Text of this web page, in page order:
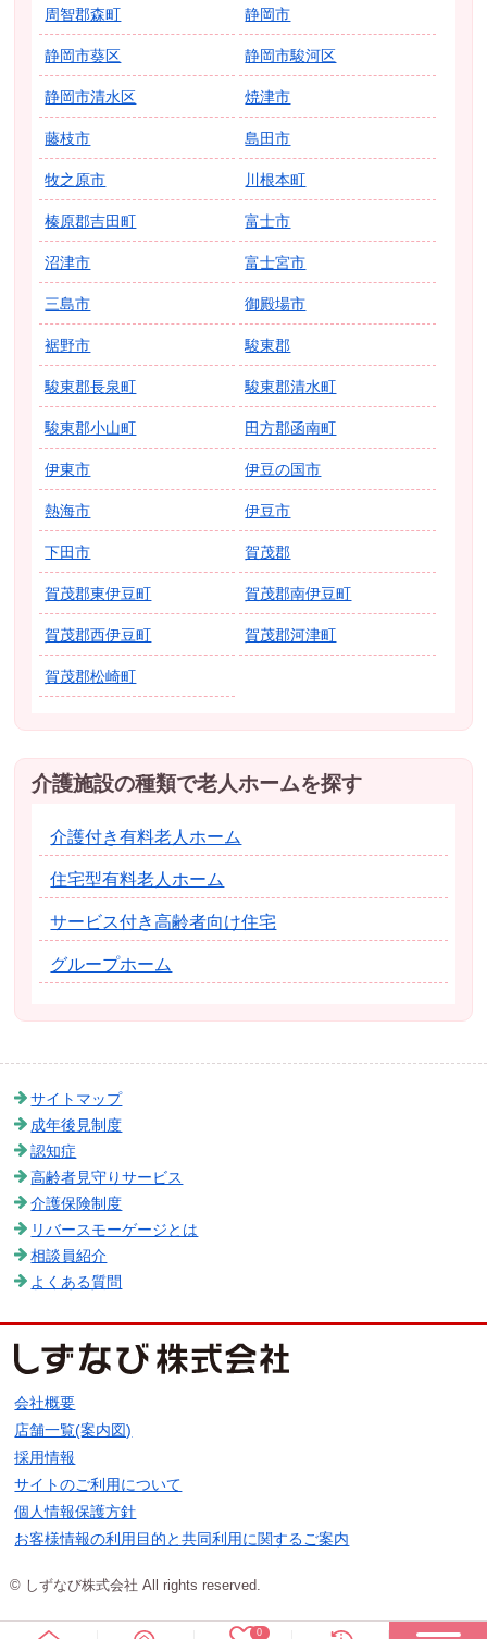
0
周智郡森町 静岡市
静岡市葵区 静岡市駿河区
静岡市清水区 焼津市
藤枝市 島田市
牧之原市 川根本町
榛原郡吉田町 富士市
沼津市 富士宮市
三島市 御殿場市
裾野市 駿東郡
駿東郡長泉町 駿東郡清水町
駿東郡小山町 田方郡函南町
伊東市 伊豆の国市
熱海市 伊豆市
下田市 賀茂郡
賀茂郡東伊豆町 賀茂郡南伊豆町
賀茂郡西伊豆町 賀茂郡河津町
賀茂郡松崎町
介護施設の種類で老人ホームを探す
介護付き有料老人ホーム
住宅型有料老人ホーム
サービス付き高齢者向け住宅
グループホーム
サイトマップ
成年後見制度
認知症
高齢者見守りサービス
介護保険制度
リバースモーゲージとは
相談員紹介
よくある質問
会社概要
店舗一覧(案内図)
採用情報
サイトのご利用について
個人情報保護方針
お客様情報の利用目的と共同利用に関するご案内
© しずなび株式会社 All rights reserved.